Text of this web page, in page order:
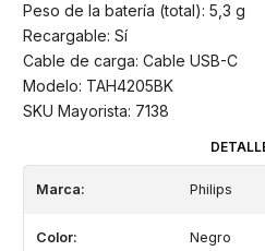
Peso de la batería (total): 5,3 g
Recargable: Sí
Cable de carga: Cable USB-C
Modelo: TAH4205BK
SKU Mayorista: 7138
Marca: Philips
Color: Negro